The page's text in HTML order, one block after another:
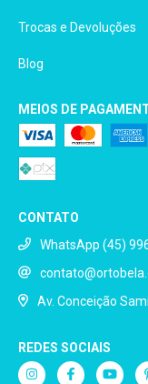
Trocas e Devoluções
Blog
MEIOS DE
CONTATO
WhatsApp (45)
Av. Conceição
REDES SOCIAIS